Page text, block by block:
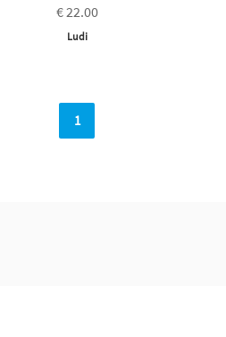
€ 22.00
Ludi
1